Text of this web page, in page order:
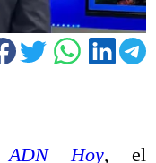
ADN Hoy, el